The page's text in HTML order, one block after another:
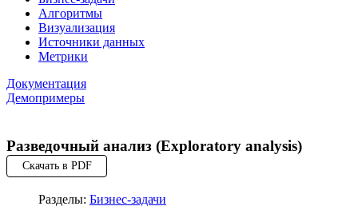
Алгоритмы
Визуализация
Источники данных
Метрики
Документация
Демопримеры
Разведочный анализ (Exploratory analysis)
Скачать в PDF
Разделы: Бизнес-задачи